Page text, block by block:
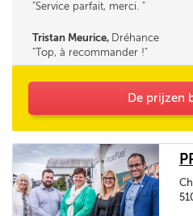
Service parfait, merci.
Tristan Meurice, Dréhance
Top, à recommander !
De prijzen